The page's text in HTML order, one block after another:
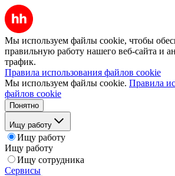
Мы используем файлы cookie, чтобы
правильную работу нашего веб-сайта и
трафик.
Правила использования файлов cookie
Мы используем файлы cookie. Правила
файлов cookie
Понятно
Ищу работу
Ищу работу
Ищу работу
Ищу сотрудника
Сервисы